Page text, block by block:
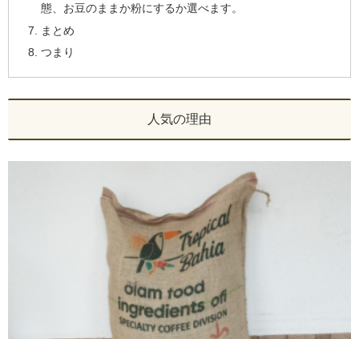
態、お豆のままか粉にするか選べます。
まとめ
つまり
人気の理由